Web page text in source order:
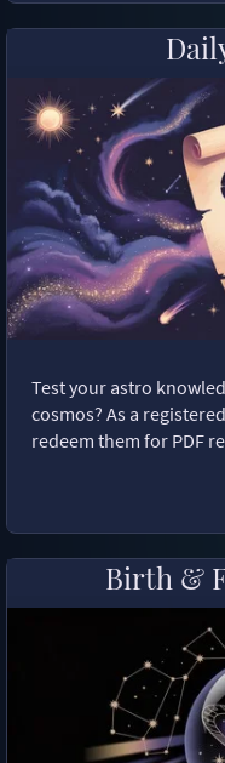
Test your astro
cosmos? As a
redeem them for PDF
Birth &